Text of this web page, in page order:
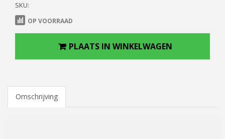
SKU:
OP VOORRAAD
PLAATS IN WINKELWAGEN
Omschrijving